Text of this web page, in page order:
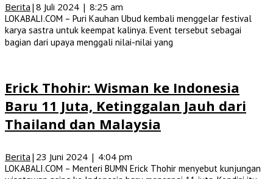
Berita | 8 Juli 2024 | 8:25 am
LOKABALI.COM – Puri Kauhan Ubud kembali menggelar festival
karya sastra untuk keempat kalinya. Event tersebut sebagai
bagian dari upaya menggali nilai-nilai yang
Erick Thohir: Wisman ke Indonesia
Baru 11 Juta, Ketinggalan Jauh dari
Thailand dan Malaysia
Berita | 23 Juni 2024 | 4:04 pm
LOKABALI.COM – Menteri BUMN Erick Thohir menyebut kunjungan